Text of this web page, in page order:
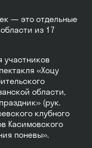
— это отдельные
из 17
участников
«Хоцу
области,
(рук.
клубного
Касимовского
поневы».